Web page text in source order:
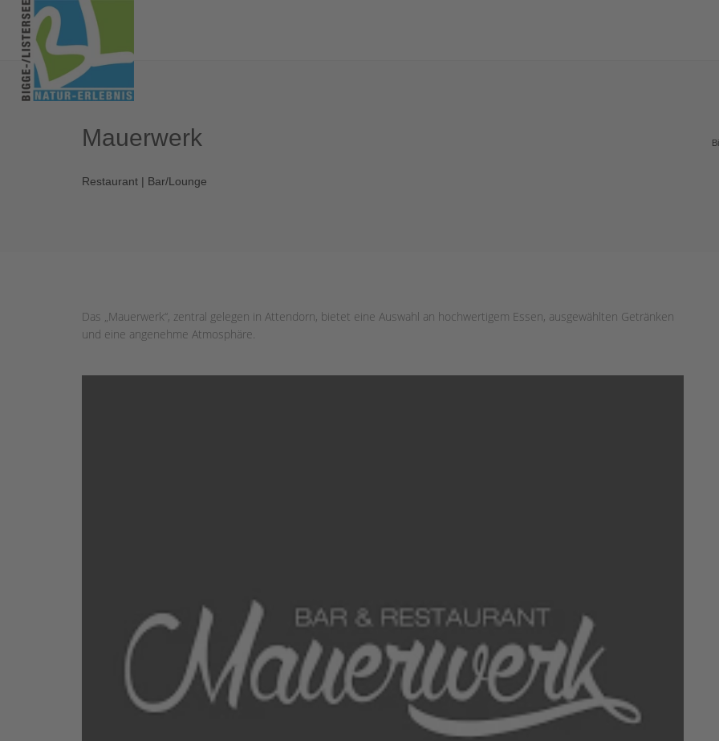
Mauerwerk
Restaurant | Bar/Lounge
Das „Mauerwerk“, zentral gelegen in Attendorn, bietet eine Auswahl an hochwertigem Essen, ausgewählten Getränken
und eine angenehme Atmosphäre.